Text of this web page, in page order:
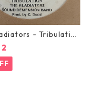
- Tribulation
】